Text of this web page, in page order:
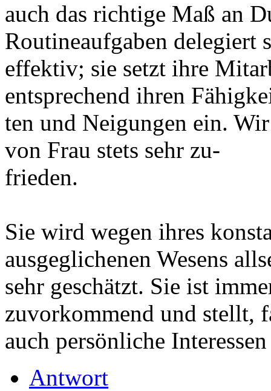
auch das richtige Maß an
Routineaufgaben delegiert
effektiv; sie setzt ihre
entsprechend ihren
ten und Neigungen ein.
von Frau stets sehr zu-
frieden.
Sie wird wegen ihres
ausgeglichenen Wesens
sehr geschätzt. Sie ist
zuvorkommend und stellt,
auch persönliche
Antwort